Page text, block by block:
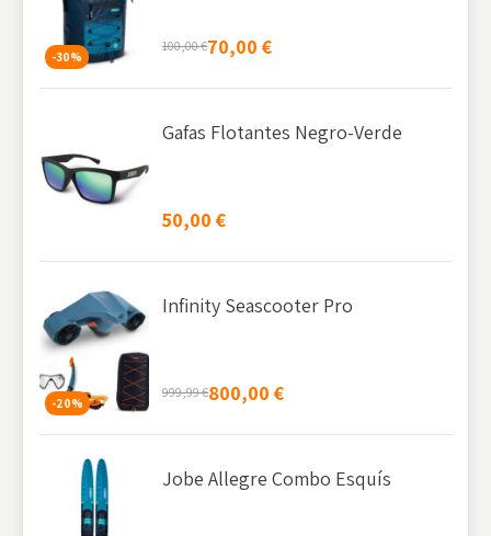
-30%
100,00€70,00€
Gafas Flotantes Negro-Verde
50,00€
-20%
Infinity Seascooter Pro
999,99€800,00€
Jobe Allegre Combo Esquís